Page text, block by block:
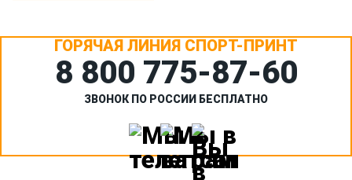
ГОРЯЧАЯ ЛИНИЯ СПОРТ-ПРИНТ
8 800 775‑87-60
ЗВОНОК ПО РОССИИ БЕСПЛАТНО